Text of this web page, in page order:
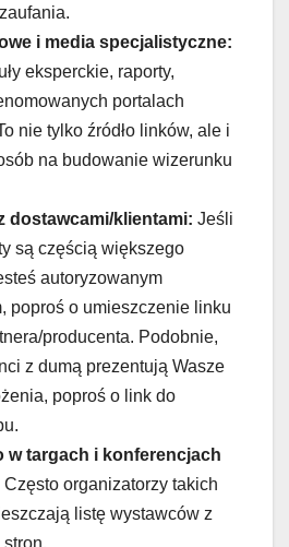
i media specjalistyczne:
eksperckie, raporty,
portalach
nie tylko źródło linków, ale i
na budowanie wizerunku
dostawcami/klientami: Jeśli
są częścią większego
autoryzowanym
poproś o umieszczenie linku
producenta. Podobnie,
z dumą prezentują Wasze
poproś o link do
w targach i konferencjach
Często organizatorzy takich
listę wystawców z
stron.